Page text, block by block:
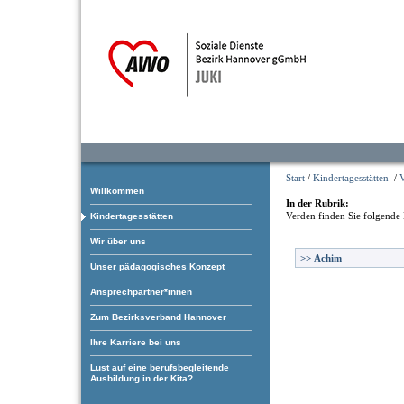
Willkommen
Kindertagesstätten
Wir über uns
Unser pädagogisches Konzept
Ansprechpartner*innen
Zum Bezirksverband Hannover
Ihre Karriere bei uns
Lust auf eine berufsbegleitende
Ausbildung in der Kita?
Start / Kindertagesstätten /
In der Rubrik:
Verden finden Sie folgende
>> Achim